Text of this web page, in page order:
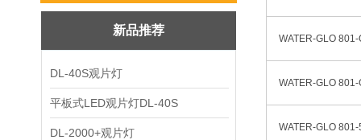
新品推荐
DL-40S观片灯
平板式LED观片灯DL-40S
DL-2000+观片灯
WATER-GLO 801-
WATER-GLO 801-
WATER-GLO 801-